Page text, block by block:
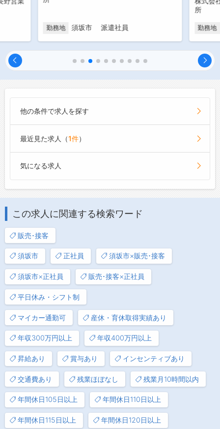
勤務地 須坂市 派遣社員
所
勤務地
他の条件で求人を探す
最近見た求人（1件）
気になる求人
この求人に関連する検索ワード
販売･接客
須坂市 正社員 須坂市×販売･接客
須坂市×正社員 販売･接客×正社員
平日休み・シフト制
マイカー通勤可 産休・育休取得実績あり
年収300万円以上 年収400万円以上
昇給あり 賞与あり インセンティブあり
交通費あり 残業ほぼなし 残業月10時間以内
年間休日105日以上 年間休日110日以上
年間休日115日以上 年間休日120日以上